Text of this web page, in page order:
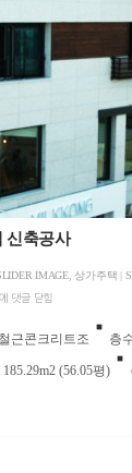
신축공사
IMAGE, 상가주택
댓글 닫힘
근콘크리트조 층
(56.05평)